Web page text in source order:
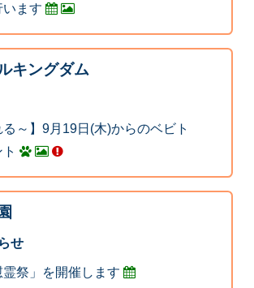
います
キングダム
る～】9月19日(木)からのベビト
せ
霊祭」を開催します